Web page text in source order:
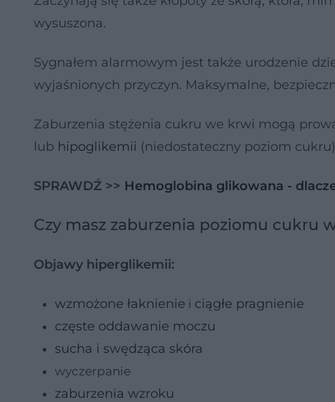
wysuszona.
Sygnałem alarmowym jest także urodzenie
wyjaśnionych przyczyn. Maksymalne,
Zaburzenia stężenia cukru we krwi mogą
lub hipoglikemii (niedostateczny poziom
SPRAWDŹ >> Hemoglobina glikowana -
Czy masz zaburzenia poziomu cukru
Objawy hiperglikemii:
wzmożone łaknienie i ciągłe pragnienie
częste oddawanie moczu
sucha i swędząca skóra
wyczerpanie
zaburzenia wzroku